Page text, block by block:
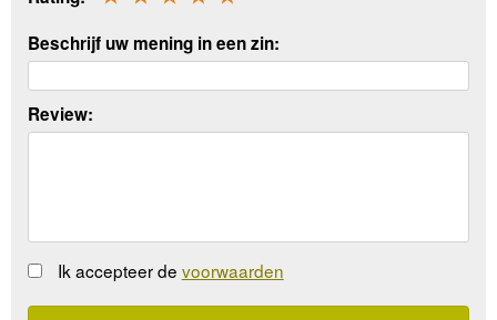
Beschrijf uw mening in een zin:
Review:
Ik accepteer de voorwaarden